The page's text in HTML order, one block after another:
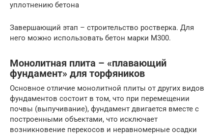
уплотнению бетона
Завершающий этап – строительство ростверка. Для
него можно использовать бетон марки М300.
Монолитная плита – «плавающий
фундамент» для торфяников
Основное отличие монолитной плиты от других видов
фундаментов состоит в том, что при перемещении
почвы (выпучивание), фундамент двигается вместе с
построенными объектами, что исключает
возникновение перекосов и неравномерные осадки